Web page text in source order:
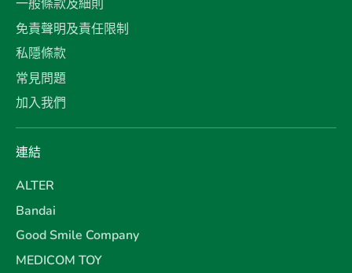
一般條款及細則
免責聲明及責任限制
私隱條款
常見問題
加入我們
連結
ALTER
Bandai
Good Smile Company
MEDICOM TOY